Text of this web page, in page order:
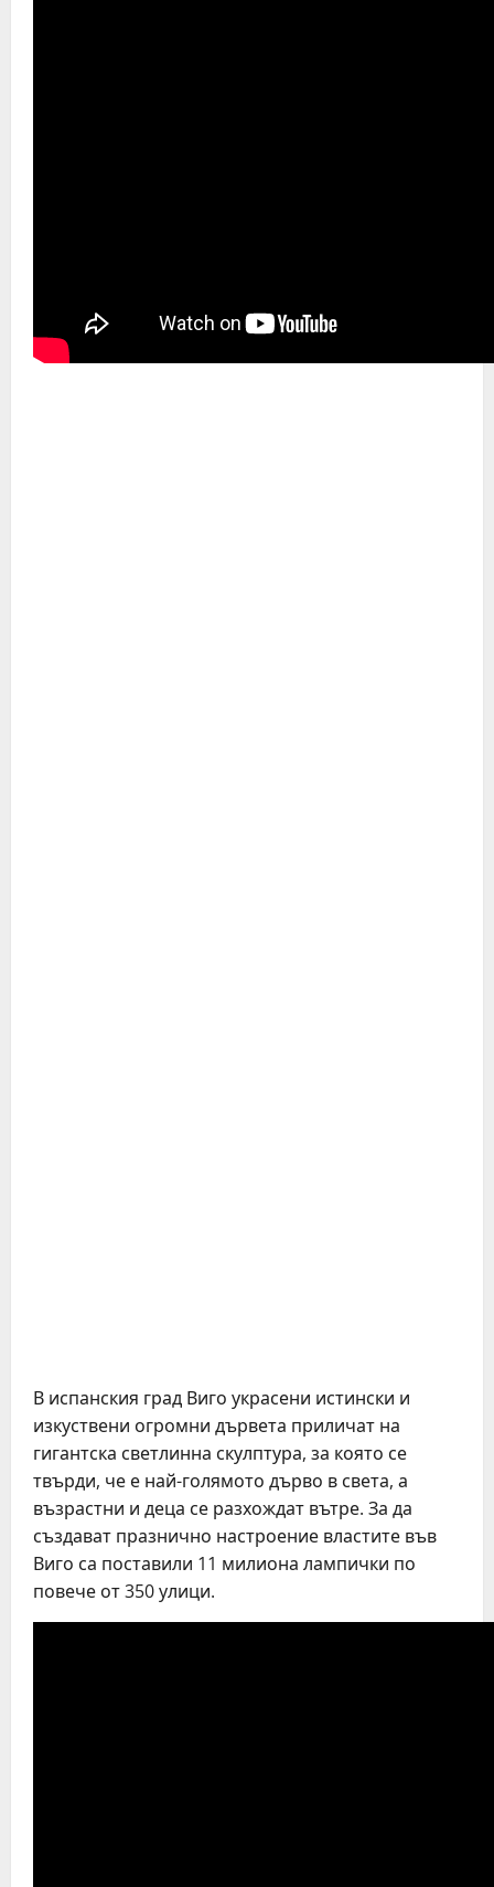
В испанския град Виго украсени истински и
изкуствени огромни дървета приличат на
гигантска светлинна скулптура, за която се
твърди, че е най-голямото дърво в света, а
възрастни и деца се разхождат вътре. За да
създават празнично настроение властите във
Виго са поставили 11 милиона лампички по
повече от 350 улици.